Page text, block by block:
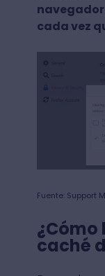
cada vez
Fuente: Support
caché